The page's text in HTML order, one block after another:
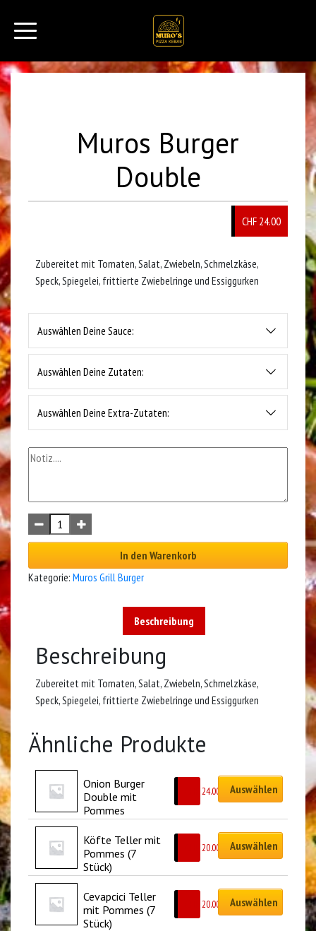
Muros Burger
Double
CHF 24.00
Zubereitet mit Tomaten, Salat, Zwiebeln, Schmelzkäse,
Speck, Spiegelei, frittierte Zwiebelringe und Essiggurken
Auswählen Deine Sauce:
Auswählen Deine Zutaten:
Auswählen Deine Extra-Zutaten:
In den Warenkorb
Kategorie: Muros Grill Burger
Beschreibung
Beschreibung
Zubereitet mit Tomaten, Salat, Zwiebeln, Schmelzkäse,
Speck, Spiegelei, frittierte Zwiebelringe und Essiggurken
Ähnliche Produkte
Onion Burger
Double mit
Pommes
24.00 Auswählen
Köfte Teller mit
Pommes (7
Stück)
20.00 Auswählen
Cevapcici Teller
mit Pommes (7
Stück)
20.00 Auswählen